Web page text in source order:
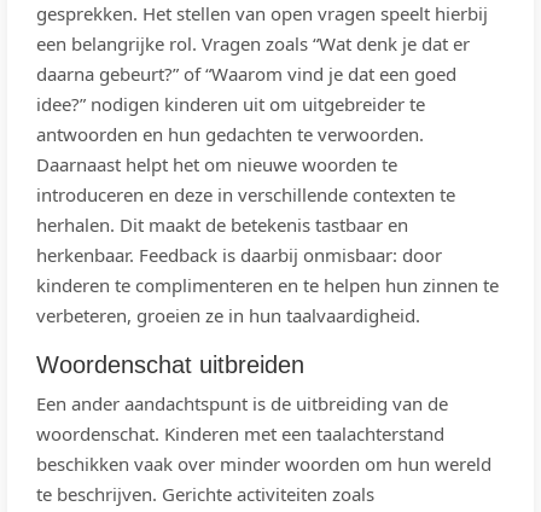
gesprekken. Het stellen van open vragen speelt hierbij
een belangrijke rol. Vragen zoals “Wat denk je dat er
daarna gebeurt?” of “Waarom vind je dat een goed
idee?” nodigen kinderen uit om uitgebreider te
antwoorden en hun gedachten te verwoorden.
Daarnaast helpt het om nieuwe woorden te
introduceren en deze in verschillende contexten te
herhalen. Dit maakt de betekenis tastbaar en
herkenbaar. Feedback is daarbij onmisbaar: door
kinderen te complimenteren en te helpen hun zinnen te
verbeteren, groeien ze in hun taalvaardigheid.
Woordenschat uitbreiden
Een ander aandachtspunt is de uitbreiding van de
woordenschat. Kinderen met een taalachterstand
beschikken vaak over minder woorden om hun wereld
te beschrijven. Gerichte activiteiten zoals